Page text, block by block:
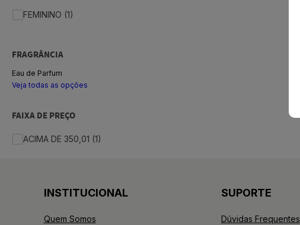
FEMININO (1)
FRAGRÂNCIA
Eau de Parfum
Veja todas as opções
FAIXA DE PREÇO
ACIMA DE 350,01 (1)
INSTITUCIONAL
Quem Somos
SUPORTE
Dúvidas Frequentes